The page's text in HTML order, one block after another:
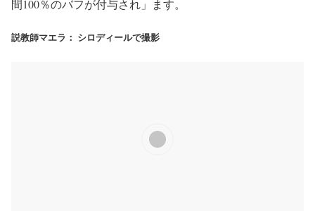
間100％のバフが付与され」ます。
説教師マエラ： シロディールで撮影